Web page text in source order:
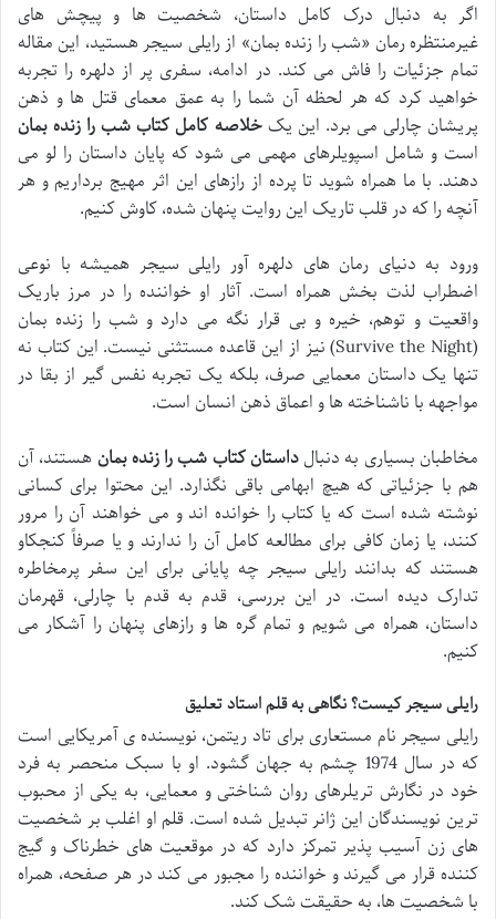
اگر به دنبال درک کامل داستان، شخصیت ها و پیچش های
غیرمنتظره رمان «شب را زنده بمان» از رایلی سیجر هستید، این مقاله
تمام جزئیات را فاش می کند. در ادامه، سفری پر از دلهره را تجربه
خواهید کرد که هر لحظه آن شما را به عمق معمای قتل ها و ذهن
پریشان چارلی می برد. این یکخلاصه کامل کتاب شب را زنده بمان
است و شامل اسپویلرهای مهمی می شود که پایان داستان را لو می
دهند. با ما همراه شوید تا پرده از رازهای این اثر مهیج برداریم و هر
آنچه را که در قلب تاریک این روایت پنهان شده، کاوش کنیم.
ورود به دنیای رمان های دلهره آور رایلی سیجر همیشه با نوعی
اضطراب لذت بخش همراه است. آثار او خواننده را در مرز باریک
واقعیت و توهم، خیره و بی قرار نگه می دارد و شب را زنده بمان
(Survive the Night) نیز از این قاعده مستثنی نیست. این کتاب نه
تنها یک داستان معمایی صرف، بلکه یک تجربه نفس گیر از بقا در
مواجهه با ناشناخته ها و اعماق ذهن انسان است.
مخاطبان بسیاری به دنبالداستان کتاب شب را زنده بمان هستند، آن
هم با جزئیاتی که هیچ ابهامی باقی نگذارد. این محتوا برای کسانی
نوشته شده است که یا کتاب را خوانده اند و می خواهند آن را مرور
کنند، یا زمان کافی برای مطالعه کامل آن را ندارند و یا صرفاً کنجکاو
هستند که بدانند رایلی سیجر چه پایانی برای این سفر پرمخاطره
تدارک دیده است. در این بررسی، قدم به قدم با چارلی، قهرمان
داستان، همراه می شویم و تمام گره ها و رازهای پنهان را آشکار می
کنیم.
رایلی سیجر کیست؟ نگاهی به قلم استاد تعلیق
رایلی سیجر نام مستعاری برای تاد ریتمن، نویسنده ی آمریکایی است
که در سال 1974 چشم به جهان گشود. او با سبک منحصر به فرد
خود در نگارش تریلرهای روان شناختی و معمایی، به یکی از محبوب
ترین نویسندگان این ژانر تبدیل شده است. قلم او اغلب بر شخصیت
های زن آسیب پذیر تمرکز دارد که در موقعیت های خطرناک و گیج
کننده قرار می گیرند و خواننده را مجبور می کند در هر صفحه، همراه
با شخصیت ها، به حقیقت شک کند.